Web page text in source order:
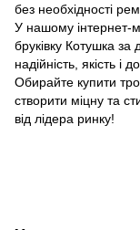
без необхідності
У нашому інтернет-
бруківку Котушка
надійність, якість і
Обирайте купити
створити міцну та
від лідера ринку!